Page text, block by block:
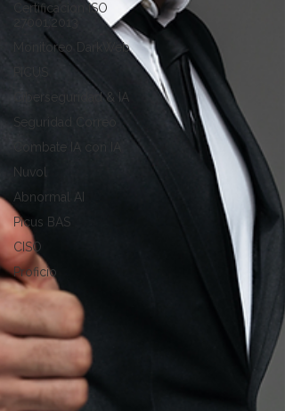
Certificacion ISO
27001:2013
Monitoreo DarkWeb
Ciberseguridad & IA
Seguridad Correo
Combate IA con IA
Nuvol
Abnormal AI
Picus BAS
CISO
Proficio